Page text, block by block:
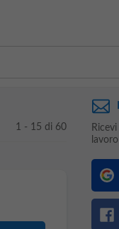
1 - 15 di 60